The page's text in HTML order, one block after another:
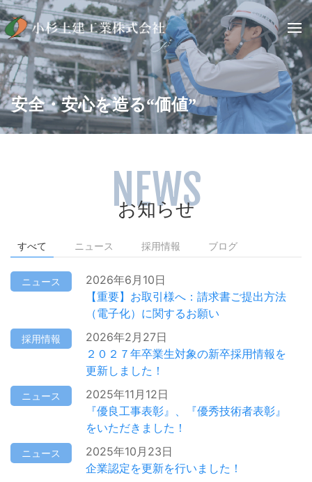
安全・安心を造る“価値”
NEWS
お知らせ
すべて ニュース 採用情報 ブログ
ニュース
2026年6月10日
【重要】お取引様へ：請求書ご提出方法
（電子化）に関するお願い
採用情報
2026年2月27日
２０２７年卒業生対象の新卒採用情報を
更新しました！
ニュース
2025年11月12日
『優良工事表彰』、『優秀技術者表彰』
をいただきました！
ニュース
2025年10月23日
企業認定を更新を行いました！